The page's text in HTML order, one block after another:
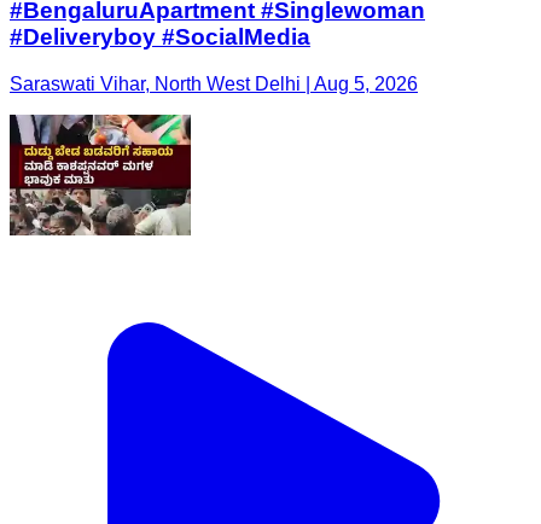
#BengaluruApartment #Singlewoman
#Deliveryboy #SocialMedia
Saraswati Vihar, North West Delhi | Aug 5, 2026